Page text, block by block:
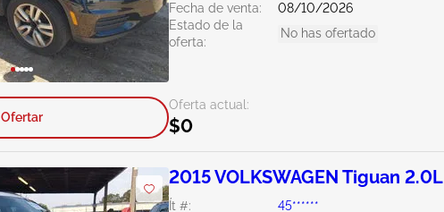
Fecha de venta:
08/10/2026
Estado de la
oferta:
No has ofertado
Oferta actual:
$0
Ofertar
2015 VOLKSWAGEN Tiguan 2.0L
Ít #:
45******